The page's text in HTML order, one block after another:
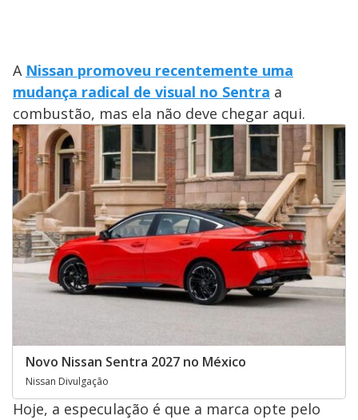
A Nissan promoveu recentemente uma
mudança radical de visual no Sentra a
combustão, mas ela não deve chegar aqui.
Novo Nissan Sentra 2027 no México
Nissan Divulgação
Hoje, a especulação é que a marca opte pelo